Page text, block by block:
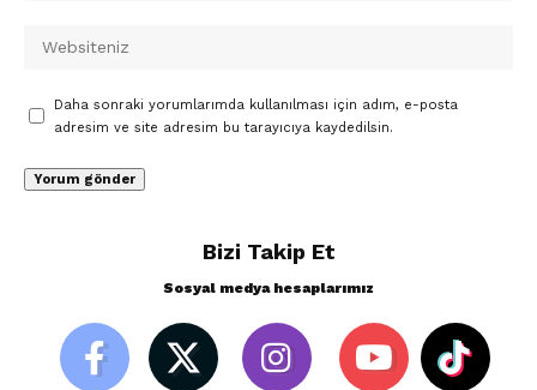
Daha sonraki yorumlarımda kullanılması için adım, e-posta
adresim ve site adresim bu tarayıcıya kaydedilsin.
Bizi Takip Et
Sosyal medya hesaplarımız